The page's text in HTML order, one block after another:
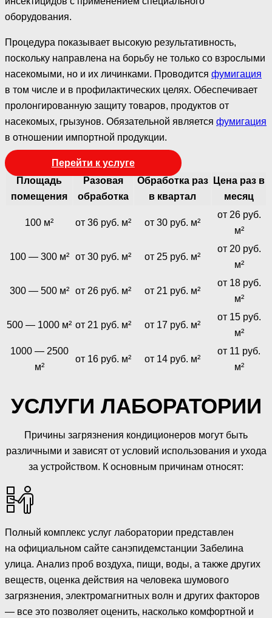
оборудования.
Процедура показывает высокую результативность,
поскольку направлена на борьбу не только со взрослыми
насекомыми, но и их личинками. Проводится фумигация
в том числе и в профилактических целях. Обеспечивает
пролонгированную защиту товаров, продуктов от
насекомых, грызунов. Обязательной является фумигация
в отношении импортной продукции.
Перейти к услуге
Площадь
помещения
Разовая
обработка
Обработка раз
в квартал
Цена раз в
месяц
100 м² от 36 руб. м² от 30 руб. м²
от 26 руб.
м²
100 — 300 м² от 30 руб. м² от 25 руб. м²
от 20 руб.
м²
300 — 500 м² от 26 руб. м² от 21 руб. м²
от 18 руб.
м²
500 — 1000 м² от 21 руб. м² от 17 руб. м²
от 15 руб.
м²
1000 — 2500
м²
от 16 руб. м² от 14 руб. м²
от 11 руб.
м²
УСЛУГИ ЛАБОРАТОРИИ
Причины загрязнения кондиционеров могут быть
различными и зависят от условий использования и ухода
за устройством. К основным причинам относят:
Полный комплекс услуг лаборатории представлен
на официальном сайте санэпидемстанции Забелина
улица. Анализ проб воздуха, пищи, воды, а также других
веществ, оценка действия на человека шумового
загрязнения, электромагнитных волн и других факторов
— все это позволяет оценить, насколько комфортной и